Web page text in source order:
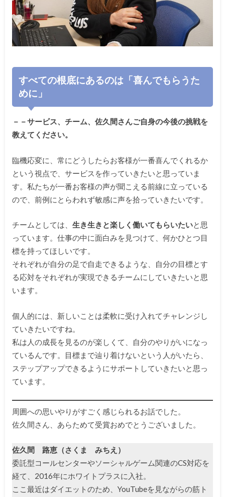
すべての根底にあるのは「喜んでもらうた
めに」
－－サービス、チーム、佐久間さんご自身の今後の挑戦を
教えてください。
臨機応変に、常にどうしたらお客様が一番喜んでくれるか
という視点で、サービスを作っていきたいと思っていま
す。私たちが一番お客様の声が聞こえる前線に立っている
ので、前例にとらわれず敏感に声を拾っていきたいです。
チームとしては、 生き生きと楽しく働いてもらいたいと思
っています。仕事の中に面白みを見つけて、何かひとつ目
標を持ってほしいです。
それぞれが自分の足で自走できるような、自分の目標とす
る応対をそれぞれが実現できるチームにしていきたいと思
います。
個人的には、新しいことは柔軟に受け入れてチャレンジし
ていきたいですね。
私は人の成長を見るのが楽しくて、自分のやりがいになっ
ているんです。目標まで辿り着けないという人がいたら、
ステップアップできるようにサポートしていきたいと思っ
ています。
周囲への思いやりがすごく感じられるお話でした。
佐久間さん、あらためて受賞おめでとうございました。
佐久間 路恵（さくま みちえ）
委託型コールセンターやソーシャルゲーム関連のCS対応を
経て、2016年にホワイトプラスに入社。
ここ最近はダイエットのため、YouTubeを見ながらの筋ト